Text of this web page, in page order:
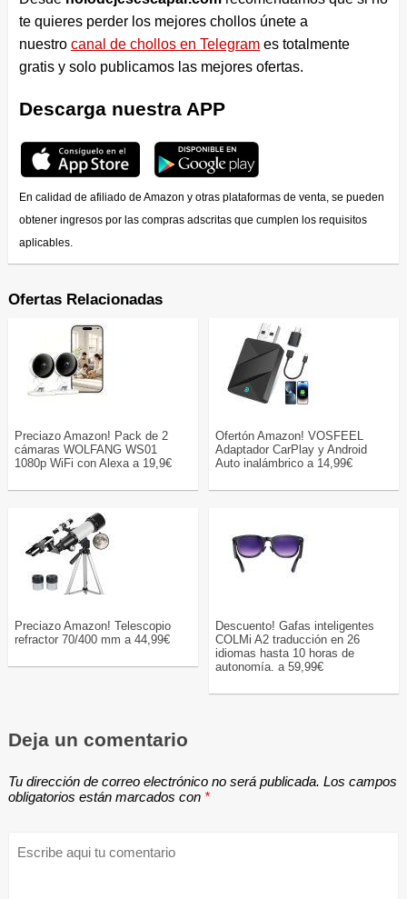
te quieres perder los mejores chollos únete a
nuestro canal de chollos en Telegrames totalmente
gratis y solo publicamos las mejores ofertas.
Descarga nuestra APP
En calidad de afiliado de Amazon y otras plataformas de venta, se pueden
obtener ingresos por las compras adscritas que cumplen los requisitos
aplicables.
Ofertas Relacionadas
Preciazo Amazon! Pack de 2
cámaras WOLFANG WS01
1080p WiFi con Alexa a 19,9€
Ofertón Amazon! VOSFEEL
Adaptador CarPlay y Android
Auto inalámbrico a 14,99€
Preciazo Amazon! Telescopio
refractor 70/400 mm a 44,99€
Descuento! Gafas inteligentes
COLMi A2 traducción en 26
idiomas hasta 10 horas de
autonomía. a 59,99€
Deja un comentario
Tu dirección de correo electrónico no será publicada. Los campos
obligatorios están marcados con *